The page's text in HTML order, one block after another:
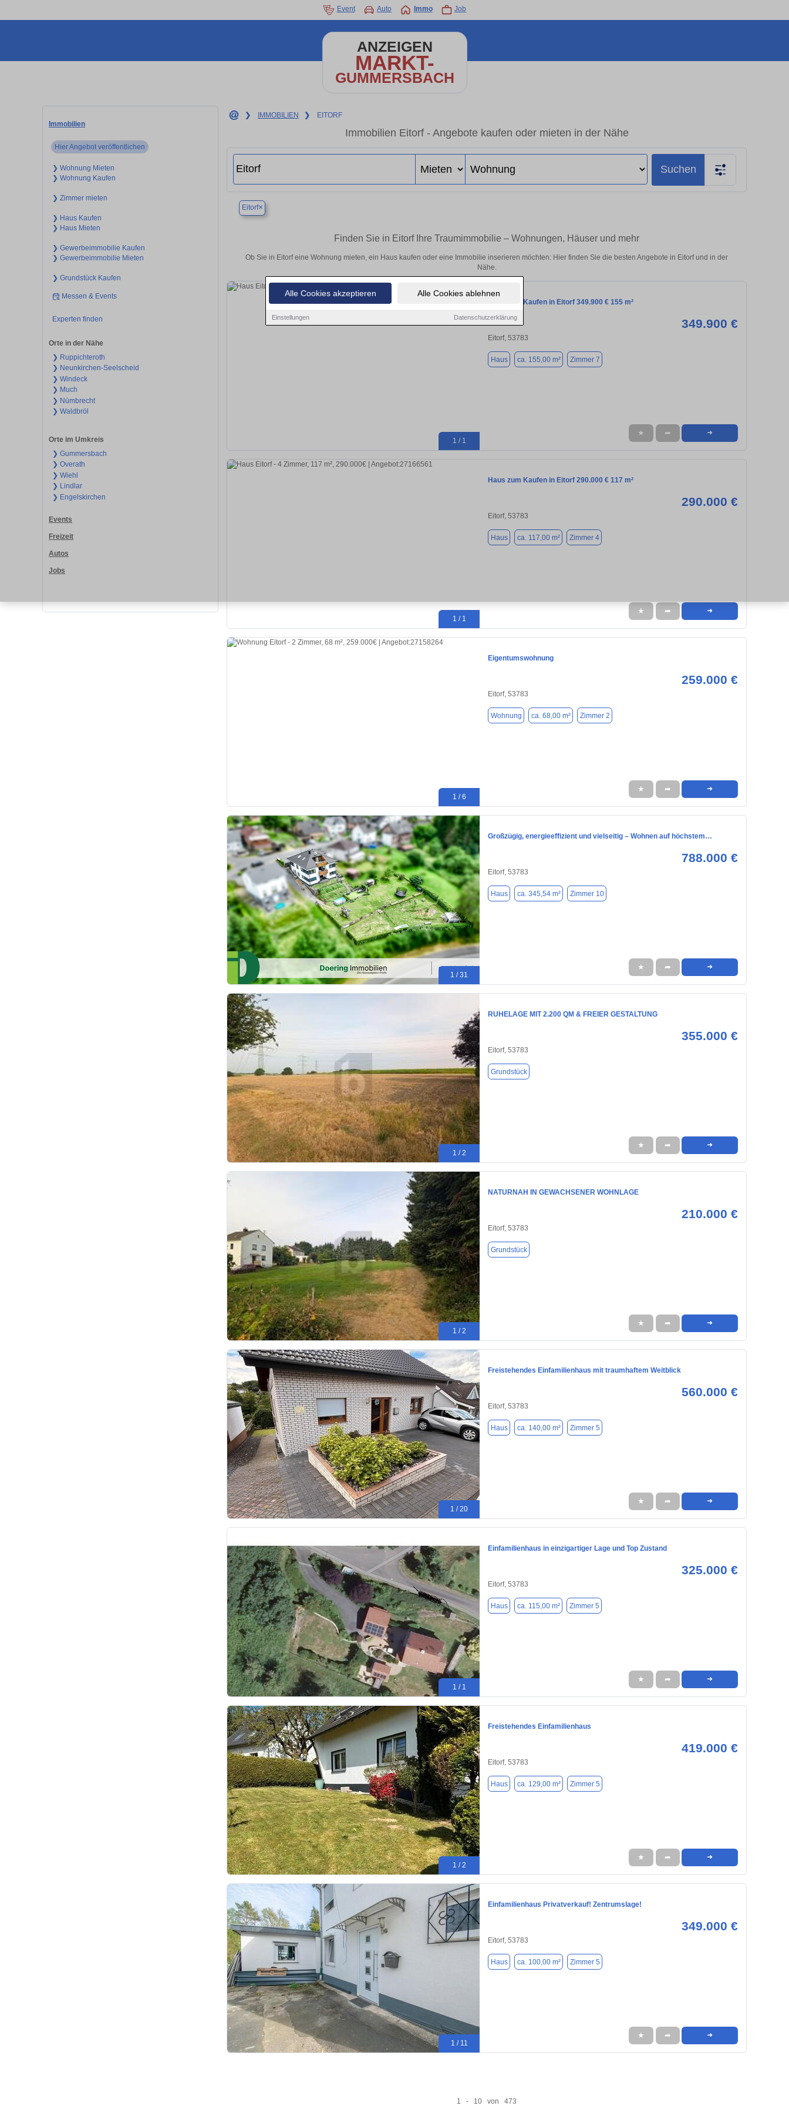
Alle Cookies akzeptieren Alle Cookies ablehnen
Einstellungen Datenschutzerklärung
Event Auto Immo Job
ANZEIGEN
MARKT-
GUMMERSBACH
Immobilien
Hier Angebot veröffentlichen
❯ Wohnung Mieten
❯ Wohnung Kaufen
❯ Zimmer mieten
❯ Haus Kaufen
❯ Haus Mieten
❯ Gewerbeimmobilie Kaufen
❯ Gewerbeimmobilie Mieten
❯ Grundstück Kaufen
Messen & Events
Experten finden
Orte in der Nähe
❯ Ruppichteroth
❯ Neunkirchen-Seelscheid
❯ Windeck
❯ Much
❯ Nümbrecht
❯ Waldbröl
Orte im Umkreis
❯ Gummersbach
❯ Overath
❯ Wiehl
❯ Lindlar
❯ Engelskirchen
Events
Freizeit
Autos
Jobs
❯ IMMOBILIEN ❯ EITORF
Immobilien Eitorf - Angebote kaufen oder mieten in der Nähe
Suchen
Eitorf×
Finden Sie in Eitorf Ihre Traumimmobilie – Wohnungen, Häuser und mehr
Ob Sie in Eitorf eine Wohnung mieten, ein Haus kaufen oder eine Immobilie inserieren möchten: Hier finden Sie die besten Angebote in Eitorf und in der
Nähe.
1 / 1
Haus zum Kaufen in Eitorf 349.900 € 155 m²
349.900 €
Eitorf, 53783
Haus ca. 155,00 m² Zimmer 7
★ ➦ ➜
1 / 1
Haus zum Kaufen in Eitorf 290.000 € 117 m²
290.000 €
Eitorf, 53783
Haus ca. 117,00 m² Zimmer 4
★ ➦ ➜
1 / 6
Eigentumswohnung
259.000 €
Eitorf, 53783
Wohnung ca. 68,00 m² Zimmer 2
★ ➦ ➜
1 / 31
Großzügig, energieeffizient und vielseitig – Wohnen auf höchstem…
788.000 €
Eitorf, 53783
Haus ca. 345,54 m² Zimmer 10
★ ➦ ➜
1 / 2
RUHELAGE MIT 2.200 QM & FREIER GESTALTUNG
355.000 €
Eitorf, 53783
Grundstück
★ ➦ ➜
1 / 2
NATURNAH IN GEWACHSENER WOHNLAGE
210.000 €
Eitorf, 53783
Grundstück
★ ➦ ➜
1 / 20
Freistehendes Einfamilienhaus mit traumhaftem Weitblick
560.000 €
Eitorf, 53783
Haus ca. 140,00 m² Zimmer 5
★ ➦ ➜
1 / 1
Einfamilienhaus in einzigartiger Lage und Top Zustand
325.000 €
Eitorf, 53783
Haus ca. 115,00 m² Zimmer 5
★ ➦ ➜
1 / 2
Freistehendes Einfamilienhaus
419.000 €
Eitorf, 53783
Haus ca. 129,00 m² Zimmer 5
★ ➦ ➜
1 / 11
Einfamilienhaus Privatverkauf! Zentrumslage!
349.000 €
Eitorf, 53783
Haus ca. 100,00 m² Zimmer 5
★ ➦ ➜
1 - 10 von 473